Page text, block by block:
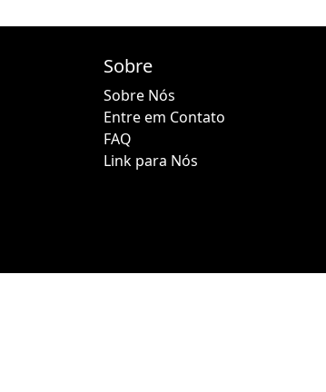
Sobre
Sobre Nós
Entre em Contato
FAQ
Link para Nós